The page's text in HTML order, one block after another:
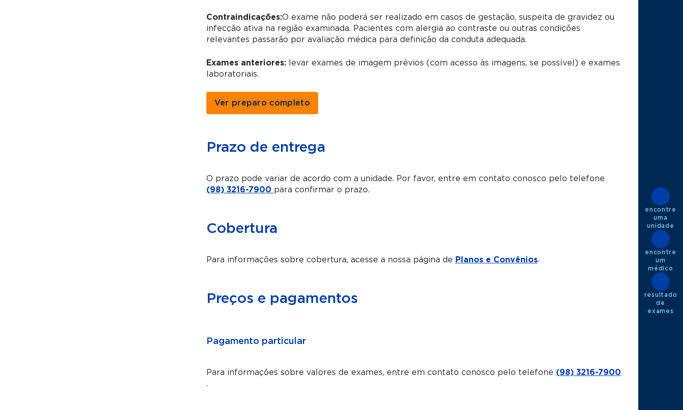
Contraindicações:O exame não poderá ser realizado em casos de gestação, suspeita de gravidez ou
infecção ativa na região examinada. Pacientes com alergia ao contraste ou outras condições
relevantes passarão por avaliação médica para definição da conduta adequada.
Exames anteriores:levar exames de imagem prévios (com acesso às imagens, se possível) e exames
laboratoriais.
Ver preparo completo
Prazo de entrega
O prazo pode variar de acordo com a unidade. Por favor, entre em contato conosco pelo telefone
(98) 3216-7900 para confirmar o prazo.
Cobertura
Para informações sobre cobertura, acesse a nossa página de Planos e Convênios.
Preços e pagamentos
Pagamento particular
Para informações sobre valores de exames, entre em contato conosco pelo telefone (98) 3216-7900
.
encontre
uma
unidade
encontre
um
médico
resultado
de
exames